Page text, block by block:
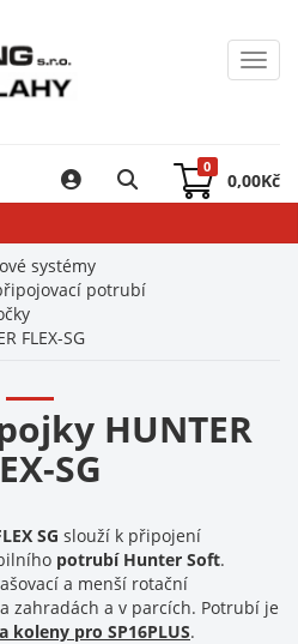
0
0,00Kč
systémy
potrubí
FLEX-SG
HUNTER
SG
SG slouží k připojení
potrubí Hunter Soft.
a menší rotační
zahradách a v parcích. Potrubí je
koleny pro SP16PLUS.